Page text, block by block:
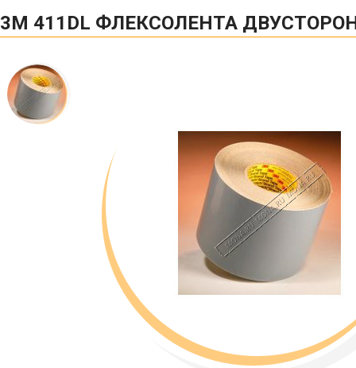
3M 411DL ФЛЕКСОЛЕНТА